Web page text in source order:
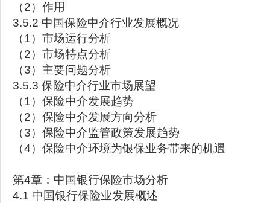
（2）作用
3.5.2 中国保险中介行业发展概况
（1）市场运行分析
（2）市场特点分析
（3）主要问题分析
3.5.3 保险中介行业市场展望
（1）保险中介发展趋势
（2）保险中介发展方向分析
（3）保险中介监管政策发展趋势
（4）保险中介环境为银保业务带来的机遇
第4章：中国银行保险市场分析
4.1 中国银行保险业发展概述